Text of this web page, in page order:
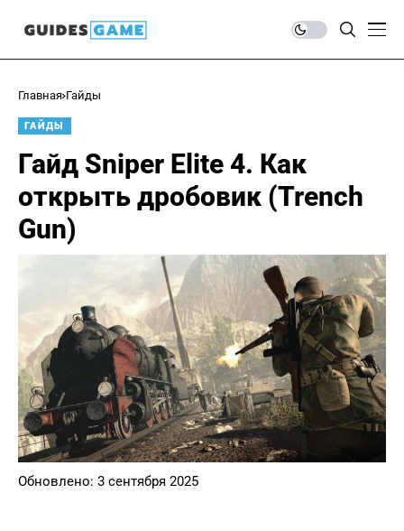
Главная Гайды
ГАЙДЫ
Гайд Sniper Elite 4. Как
открыть дробовик (Trench
Gun)
Обновлено: 3 сентября 2025